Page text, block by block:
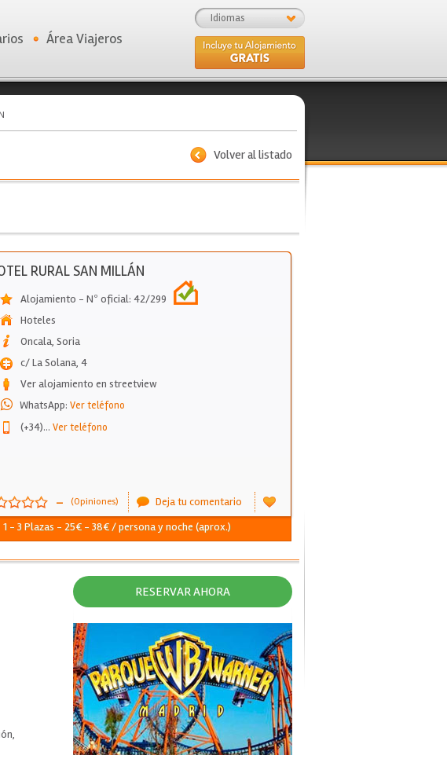
Idiomas
Área Viajeros
Volver al listado
RURAL SAN MILLÁN
Alojamiento - Nº oficial: 42/299
Hoteles
Oncala, Soria
c/ La Solana, 4
Ver alojamiento en streetview
WhatsApp: Ver teléfono
(+34)... Ver teléfono
- (Opiniones)
Deja tu comentario
1 - 3 Plazas - 25€ - 38€ / persona y noche (aprox.)
RESERVAR AHORA